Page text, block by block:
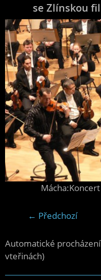
se Zlínskou
← Předchozí
Automatické
vteřinách)